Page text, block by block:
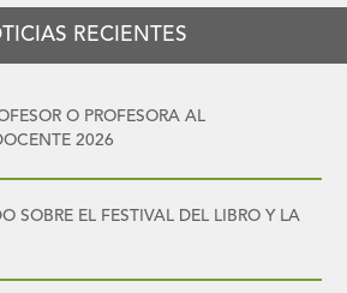
RECIENTES
O PROFESORA AL
2026
SOBRE EL FESTIVAL DEL LIBRO Y LA